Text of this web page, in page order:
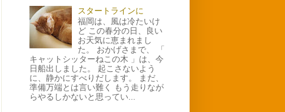
スタートラインに
福岡は、風は冷たいけ
ど この春分の日、良い
お天気に恵まれまし
た。 おかげさまで、 「
キャットシッターねこの木 」は、今
日船出しました。 起こさないよう
に、静かにすべりだします。 まだ、
準備万端とは言い難く もう走りなが
らやるしかないと思ってい...